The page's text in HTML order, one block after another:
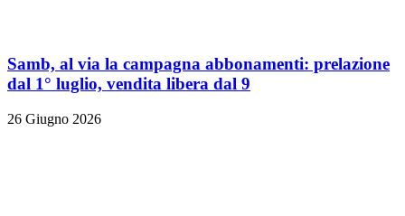
Samb, al via la campagna abbonamenti: prelazione
dal 1° luglio, vendita libera dal 9
26 Giugno 2026